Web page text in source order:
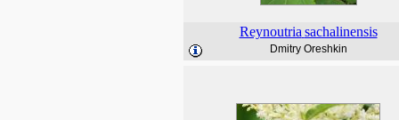
Reynoutria sachalinensis
Dmitry Oreshkin